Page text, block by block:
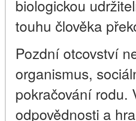
biologickou
touhu člověka
Pozdní otcovství
organismus,
pokračování rodu.
odpovědnosti a